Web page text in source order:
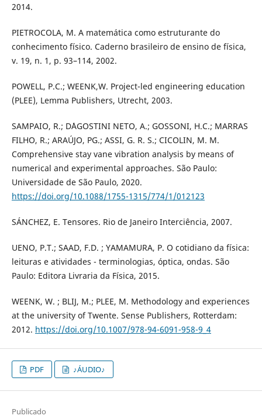
2014.
PIETROCOLA, M. A matemática como estruturante do
conhecimento físico. Caderno brasileiro de ensino de física,
v. 19, n. 1, p. 93–114, 2002.
POWELL, P.C.; WEENK,W. Project-led engineering education
(PLEE), Lemma Publishers, Utrecht, 2003.
SAMPAIO, R.; D´AGOSTINI NETO, A.; GOSSONI, H.C.; MARRAS
FILHO, R.; ARAÚJO, PG.; ASSI, G. R. S.; CICOLIN, M. M.
Comprehensive stay vane vibration analysis by means of
numerical and experimental approaches. São Paulo:
Universidade de São Paulo, 2020.
https://doi.org/10.1088/1755-1315/774/1/012123
SÁNCHEZ, E. Tensores. Rio de Janeiro Interciência, 2007.
UENO, P.T.; SAAD, F.D. ; YAMAMURA, P. O cotidiano da física:
leituras e atividades - terminologias, óptica, ondas. São
Paulo: Editora Livraria da Física, 2015.
WEENK, W. ; BLIJ, M.; PLEE, M. Methodology and experiences
at the university of Twente. Sense Publishers, Rotterdam:
2012. https://doi.org/10.1007/978-94-6091-958-9_4
PDF ♪ÁUDIO♪
Publicado